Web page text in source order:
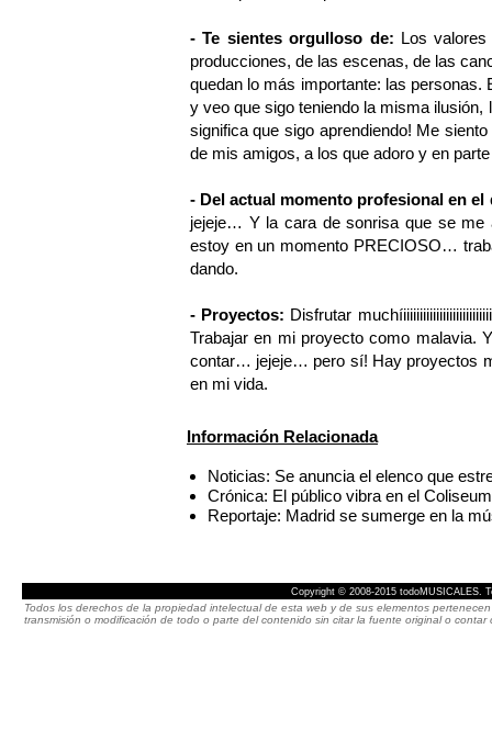
- Te sientes orgulloso de: Los
producciones, de las escenas, de las
quedan lo más importante: las
y veo que sigo teniendo la misma
significa que sigo aprendiendo! Me
de mis amigos, a los que adoro y en
- Del actual momento profesional en
jejeje… Y la cara de sonrisa que se me
estoy en un momento PRECIOSO…
dando.
- Proyectos: Disfrutar
Trabajar en mi proyecto como
contar… jejeje… pero sí! Hay proyectos
en mi vida.
Información Relacionada
Noticias: Se anuncia el elenco que
Crónica: El público vibra en el
Reportaje: Madrid se sumerge en la
Copyright © 2008-2015 todoMUSICALES.
Todos los derechos de la propiedad intelectual de esta web y de sus elementos
transmisión o modificación de todo o parte del contenido sin citar la fuente original o